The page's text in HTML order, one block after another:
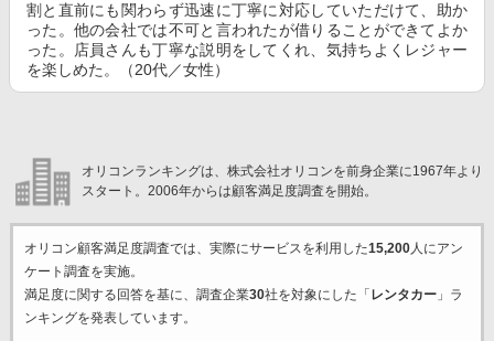
割と直前にも関わらず迅速に丁寧に対応していただけて、助か
った。他の会社では不可と言われたが借りることができてよか
った。店員さんも丁寧な説明をしてくれ、気持ちよくレジャー
を楽しめた。（20代／女性）
オリコンランキングは、株式会社オリコンを前身企業に1967年より
スタート。2006年からは顧客満足度調査を開始。
オリコン顧客満足度調査では、実際にサービスを利用した15,200人にアン
ケート調査を実施。
満足度に関する回答を基に、調査企業30社を対象にした「 レンタカー」ラ
ンキングを発表しています。